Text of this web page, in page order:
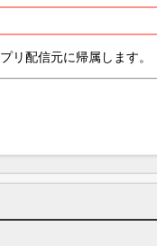
リ配信元に帰属します。